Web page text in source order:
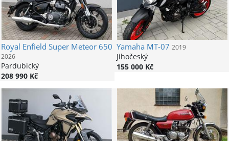
Royal Enfield Super Meteor 650
2026
Pardubický
208 990 Kč
YamahaMT-07 2019
Jihočeský
155 000 Kč